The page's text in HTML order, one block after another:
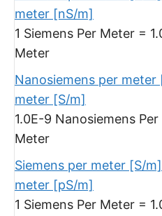
meter [nS/m]
1 Siemens Per Meter =
Meter
Nanosiemens per
meter [S/m]
1.0E-9 Nanosiemens
Meter
Siemens per meter [S/
meter [pS/m]
1 Siemens Per Meter =